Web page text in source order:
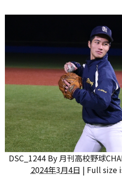
DSC_1244 By 月刊高校野球
2024年3月4日 | Full size